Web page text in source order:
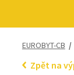
EUROBYT-CB /
Zpět na